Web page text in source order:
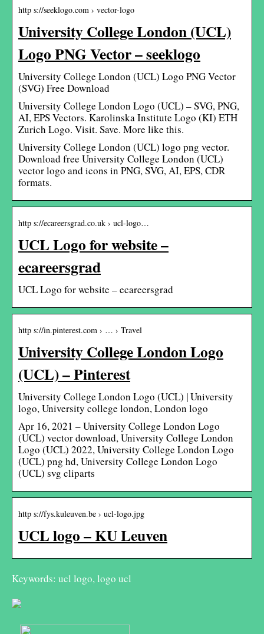
http s://seeklogo.com › vector-logo
University College London (UCL)
Logo PNG Vector – seeklogo
University College London (UCL) Logo PNG Vector
(SVG) Free Download
University College London Logo (UCL) – SVG, PNG,
AI, EPS Vectors. Karolinska Institute Logo (KI) ETH
Zurich Logo. Visit. Save. More like this.
University College London (UCL) logo png vector.
Download free University College London (UCL)
vector logo and icons in PNG, SVG, AI, EPS, CDR
formats.
http s://ecareersgrad.co.uk › ucl-logo…
UCL Logo for website –
ecareersgrad
UCL Logo for website – ecareersgrad
http s://in.pinterest.com › … › Travel
University College London Logo
(UCL) – Pinterest
University College London Logo (UCL) | University
logo, University college london, London logo
Apr 16, 2021 – University College London Logo
(UCL) vector download, University College London
Logo (UCL) 2022, University College London Logo
(UCL) png hd, University College London Logo
(UCL) svg cliparts
http s://fys.kuleuven.be › ucl-logo.jpg
UCL logo – KU Leuven
Keywords: ucl logo, logo ucl